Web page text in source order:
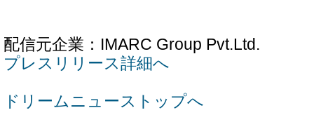
配信元企業：IMARC Group Pvt.Ltd.
プレスリリース詳細へ
ドリームニューストップへ